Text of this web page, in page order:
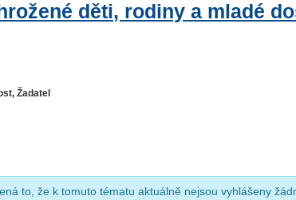
děti, rodiny a mladé
Žadatel
to, že k tomuto tématu aktuálně nejsou vyhlášeny